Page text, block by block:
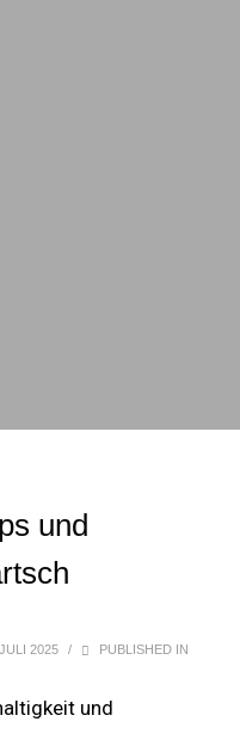
und
2025 / PUBLISHED IN